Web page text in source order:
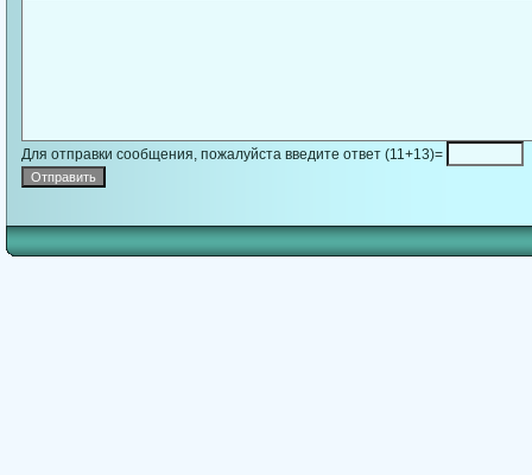
Для отправки сообщения, пожалуйста введите ответ (11+13)=